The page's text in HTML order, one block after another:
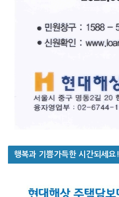
행복과 기쁨가득한 시간되세요!